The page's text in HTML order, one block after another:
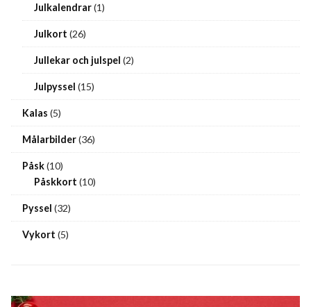
Julkalendrar(1)
Julkort (26)
Jullekar och julspel (2)
Julpyssel (15)
Kalas (5)
Målarbilder(36)
Påsk(10)
Påskkort (10)
Pyssel (32)
Vykort (5)